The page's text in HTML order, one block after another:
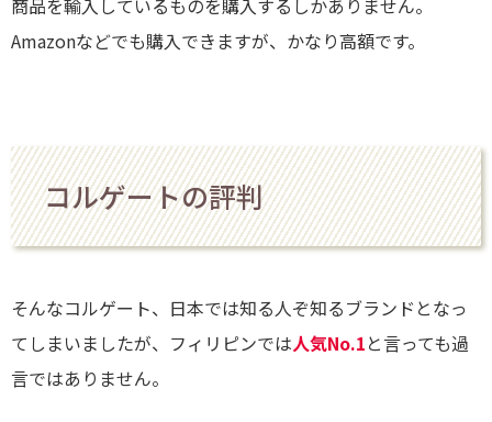
商品を輸入しているものを購入するしかありません。
Amazonなどでも購入できますが、かなり高額です。
コルゲートの評判
そんなコルゲート、日本では知る人ぞ知るブランドとなっ
てしまいましたが、フィリピンでは人気No.1と言っても過
言ではありません。